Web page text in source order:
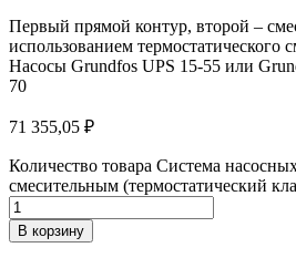
Первый прямой контур, второй –
использованием термостатического
Насосы Grundfos UPS 15-55 или
70
71 355,05 ₽
Количество товара Система
смесительным (термостатический
В корзину